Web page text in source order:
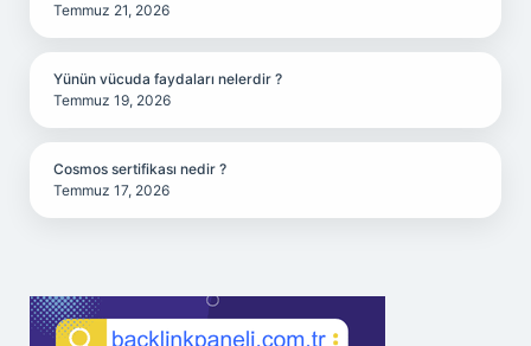
Temmuz 21, 2026
Yünün vücuda faydaları nelerdir ?
Temmuz 19, 2026
Cosmos sertifikası nedir ?
Temmuz 17, 2026